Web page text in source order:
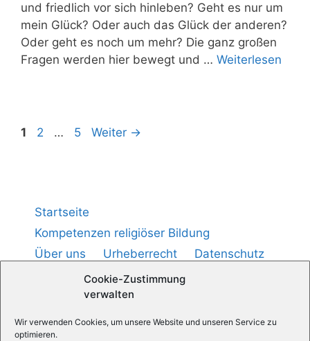
Cookie-Zustimmung
verwalten
Wir verwenden Cookies, um unsere Website und unseren Service zu
optimieren.
und fried­lich vor sich hin­le­ben? Geht es nur um
mein Glück? Oder auch das Glück der ande­ren?
Oder geht es noch um mehr? Die ganz gro­ßen
Fra­gen wer­den hier bewegt und … Wei­ter­le­sen
1 2 … 5 Weiter →
Startseite
Kompetenzen religiöser Bildung
Über uns
Urheberrecht
Datenschutz
Impressum
Cookie-Richtlinie (
Medienpädagogik — Praxis